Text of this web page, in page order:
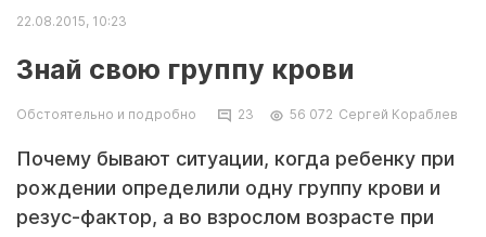
22.08.2015, 10:23
Знай свою группу крови
Обстоятельно и подробно 23 56 072 Сергей Кораблев
Почему бывают ситуации, когда ребенку при
рождении определили одну группу крови и
резус-фактор, а во взрослом возрасте при